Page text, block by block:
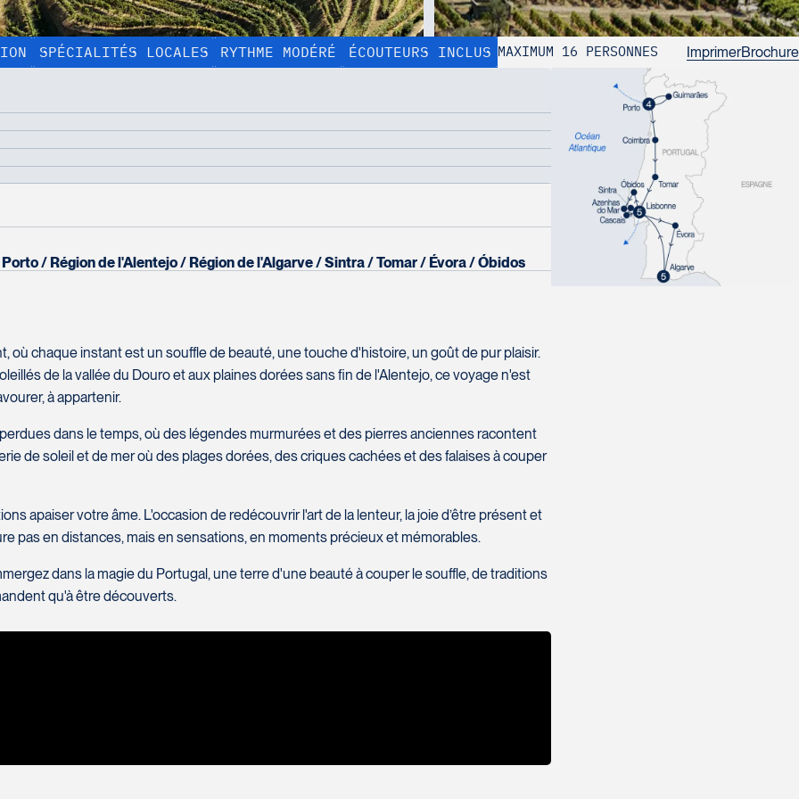
nuits
repas
À partir de :
16 160 $*
SPÉCIALITÉS LOCALES RYTHME MODÉRÉ ÉCOUTEURS INCLUS MAXIMUM 16 PERSONNES ImprimerBrochure
Porto Région de l'Alentejo Région de l'Algarve Sintra Tomar Évora Óbidos
où chaque instant est un souffle de beauté, une touche d'histoire, un goût de pur plaisir.
de la vallée du Douro et aux plaines dorées sans fin de l'Alentejo, ce voyage n'est
à appartenir.
dans le temps, où des légendes murmurées et des pierres anciennes racontent
de soleil et de mer où des plages dorées, des criques cachées et des falaises à couper
apaiser votre âme. L'occasion de redécouvrir l'art de la lenteur, la joie d’être présent et
pas en distances, mais en sensations, en moments précieux et mémorables.
dans la magie du Portugal, une terre d'une beauté à couper le souffle, de traditions
qu'à être découverts.
Courriel *
Téléphone*
Message*